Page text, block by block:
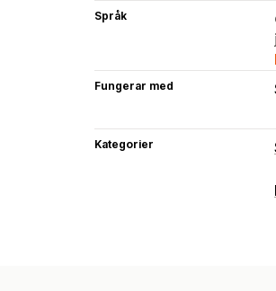
Språk
Fungerar med
Kategorier